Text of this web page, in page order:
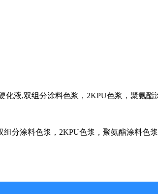
化液,双组分涂料色浆，2KPU色浆，聚氨酯
分涂料色浆，2KPU色浆，聚氨酯涂料色